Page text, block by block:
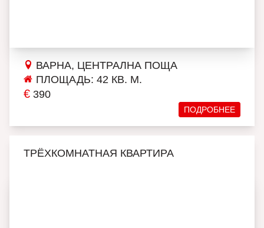
ВАРНА, ЦЕНТРАЛНА ПОЩА
ПЛОЩАДЬ: 42 КВ. М.
€ 390
ПОДРОБНЕЕ
ТРЁХКОМНАТНАЯ КВАРТИРА